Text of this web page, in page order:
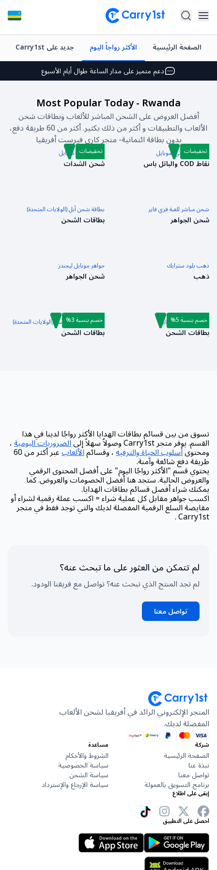
الصفحة الرئيسية الأكثر رواجاً اليوم جديد على Carry1st
شحن فوري وتوصيل
أفضل العروض على ألعابك المفضلة
دعم متميز على مدار الساعة طوال أيام الأسبوع
شحن فوري وتوصيل
أفضل العروض على ألعابك المفضلة
دعم متميز على مدار الساعة طوال أيام الأسبوع
تقييم +4.5 على متجر Google Play وApp Store
Most Popular Today-Rwanda
أفضل العروض على الشحن المباشر للألعاب وبطاقات شحن
الألعاب والتطبيقات و أكثر من ذلك بكثير. أكثر من 60 طريقة دفع،
بدون بطاقة ائتمانية- متجر كاري فيرست أفريقيا
كول أوف دوتي: موبايل
نقاط COD والباتل باس
تخفيضات شدات ببجي موبايل
شحن الشدات
تخفيضات
شحن مباشر للعبة فري فاير
شحن الجواهر
بطاقة شحن أبل (الولايات المتحدة)
بطاقات الشحن
ذهب بلود سترايك
ذهب
جواهر موبايل ليجندز
شحن الجواهر
بطاقة شحن فري فاير
بطاقات الشحن
خصم بنسبة 5% بطاقة شحن روبلوكس (الولايات المتحدة)
بطاقات الشحن
خصم بنسبة 3%
تسوق من بين قسائم بطاقات الهدايا الأكثر رواجًا لدينا في هذا
القسم. يوفر متجر Carry1st وصولاً سهلاً إلى الضروريات اليومية،
ومحتوىأسلوب الحياة والترفيه، وقسائمالألعاب عبر أكثر من 60
طريقة دفع شائعة وآمنة.
يحتوي قسم "الأكثر رواجًا اليوم" على أفضل المحتوى الرقمي
والعروض الحالية. ستجد هنا أفضل الخصومات والعروض. كما
يمكنك شراء أفضل قسائم بطاقات الهدايا.
اكسب جواهر مقابل كل عملية شراء = اكسب عملة رقمية لشراء أو
مقايضة السلع الرقمية المفضلة لديك والتي توجد فقط في متجر
Carry1st .
لم تتمكن من العثور على ما تبحث عنه؟
لم تجد المنتج الذي تبحث عنه؟ تواصل مع فريقنا الودود.
تواصل معنا
المتجر الإلكتروني الرائد في أفريقيا لشحن الألعاب
المفضلة لديك.
شركة
الصفحة الرئيسية
نبذة عنا
تواصل معنا
برنامج التسويق بالعمولة
مساعدة
الشروط والأحكام
سياسة الخصوصية
سياسة الشحن
سياسة الإرجاع والإسترداد
إبقى على اطلاع
احصل على التطبيق